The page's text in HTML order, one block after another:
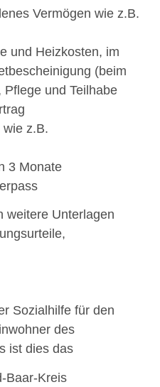
Vermögen wie z.B.
und Heizkosten, im
(beim
und Teilhabe
wie z.B.
3 Monate
weitere Unterlagen
Sozialhilfe für den
des
ist dies das
Baar-Kreis